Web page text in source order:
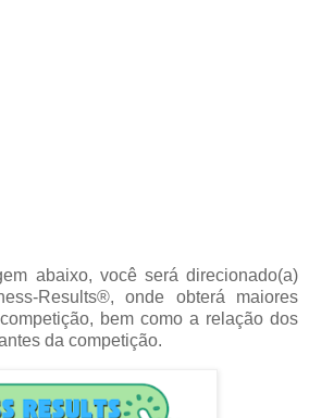
abaixo, você será direcionado(a)
Results®, onde obterá maiores
bem como a relação dos
da competição.